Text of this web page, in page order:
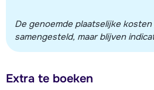
De genoemde plaatselijke
samengesteld, maar blijven
Extra te boeken